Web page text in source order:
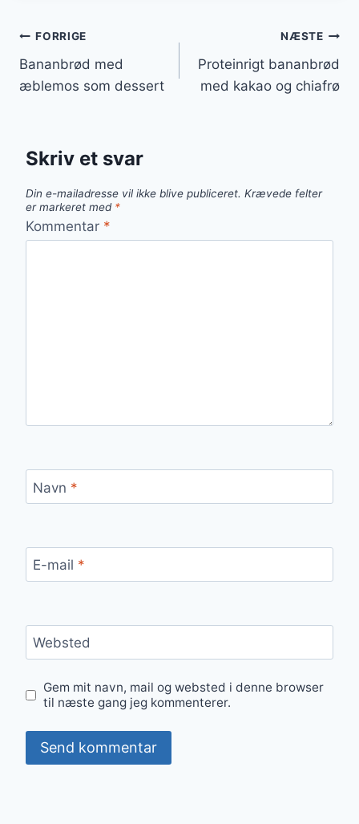
Indlægsnavigation
FORRIGE
Bananbrød med
æblemos som dessert
NÆSTE
Proteinrigt bananbrød
med kakao og chiafrø
Skriv et svar
Din e-mailadresse vil ikke blive publiceret. Krævede felter
er markeret med *
Kommentar *
Navn *
E-mail *
Websted
Gem mit navn, mail og websted i denne browser
til næste gang jeg kommenterer.